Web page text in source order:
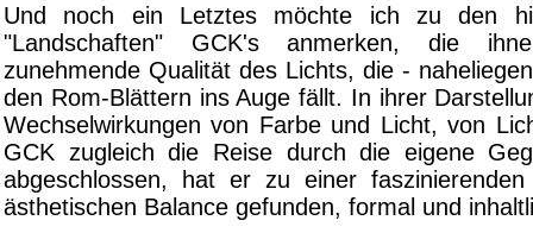
Und noch ein Letztes möchte ich zu den
"Landschaften" GCK's anmerken, die
zunehmende Qualität des Lichts, die -
den Rom-Blättern ins Auge fällt. In ihrer
Wechselwirkungen von Farbe und Licht, von
GCK zugleich die Reise durch die eigene
abgeschlossen, hat er zu einer
ästhetischen Balance gefunden, formal und